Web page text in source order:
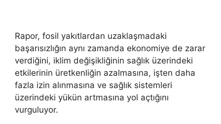
Rapor, fosil yakıtlardan uzaklaşmadaki
başarısızlığın aynı zamanda ekonomiye de zarar
verdiğini, iklim değişikliğinin sağlık üzerindeki
etkilerinin üretkenliğin azalmasına, işten daha
fazla izin alınmasına ve sağlık sistemleri
üzerindeki yükün artmasına yol açtığını
vurguluyor.